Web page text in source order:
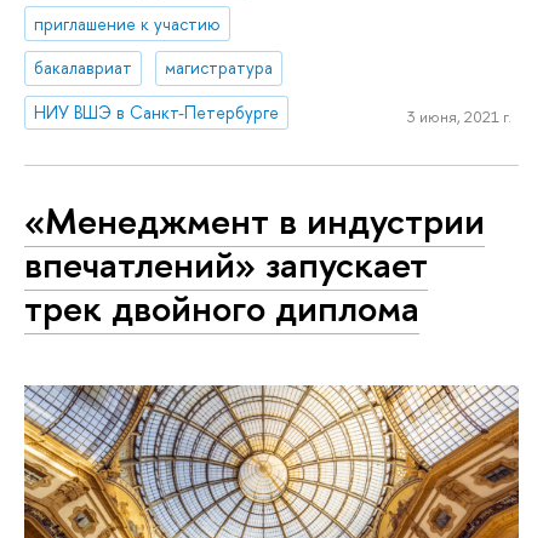
приглашение к участию
бакалавриат
магистратура
НИУ ВШЭ в Санкт-Петербурге
3 июня, 2021 г.
«Менеджмент в индустрии
впечатлений» запускает
трек двойного диплома